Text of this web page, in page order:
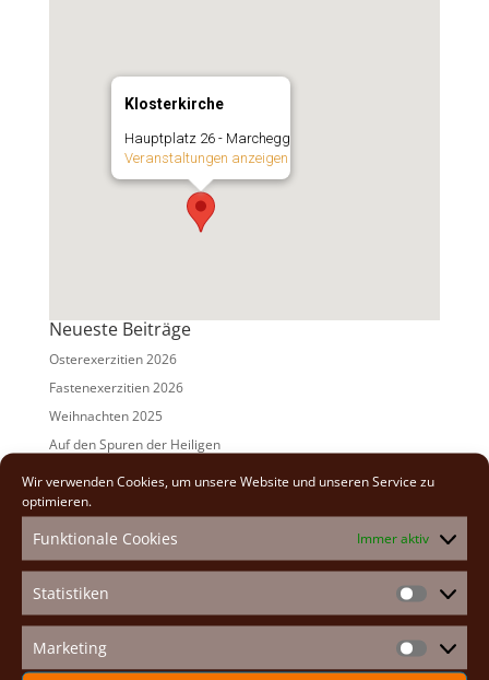
Wir verwenden Cookies, um unsere Website und unseren Service zu
optimieren.
Funktionale Cookies Immer aktiv
Statistiken
Marketing Marketing
Klosterkirche
Hauptplatz 26 - Marchegg
Veranstaltungen anzeigen
Neueste Beiträge
Osterexerzitien 2026
Fastenexerzitien 2026
Weihnachten 2025
Auf den Spuren der Heiligen
Adventexerzitien 2025
2026(2)
2025(7)
2024(5)
2023(13)
2022(9)